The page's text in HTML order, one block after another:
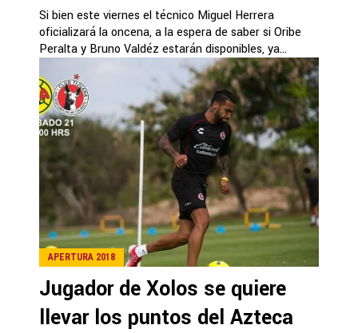
Si bien este viernes el técnico Miguel Herrera
oficializará la oncena, a la espera de saber si Oribe
Peralta y Bruno Valdéz estarán disponibles, ya...
APERTURA 2018
Jugador de Xolos se quiere
llevar los puntos del Azteca